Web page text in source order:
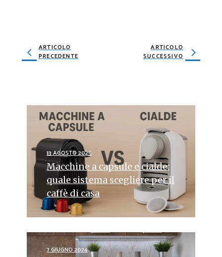
ARTICOLO
PRECEDENTE
ARTICOLO
SUCCESSIVO
13 AGOSTO 2025
Macchine a capsule e cialde:
quale sistema scegliere per il
caffè di casa
7 GIUGNO 2024